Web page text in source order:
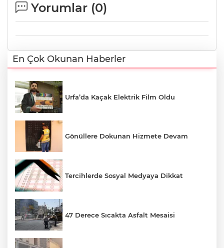
Yorumlar (0)
En Çok Okunan Haberler
Urfa’da Kaçak Elektrik Film Oldu
Gönüllere Dokunan Hizmete Devam
Tercihlerde Sosyal Medyaya Dikkat
47 Derece Sıcakta Asfalt Mesaisi